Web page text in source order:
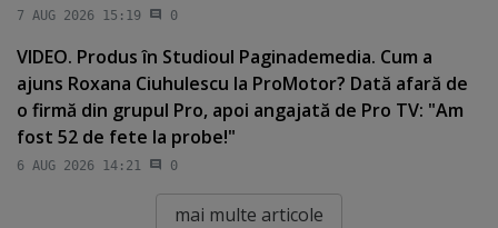
7 AUG 2026 15:19 0
VIDEO. Produs în Studioul Paginademedia. Cum a
ajuns Roxana Ciuhulescu la ProMotor? Dată afară de
o firmă din grupul Pro, apoi angajată de Pro TV: "Am
fost 52 de fete la probe!"
6 AUG 2026 14:21 0
mai multe articole